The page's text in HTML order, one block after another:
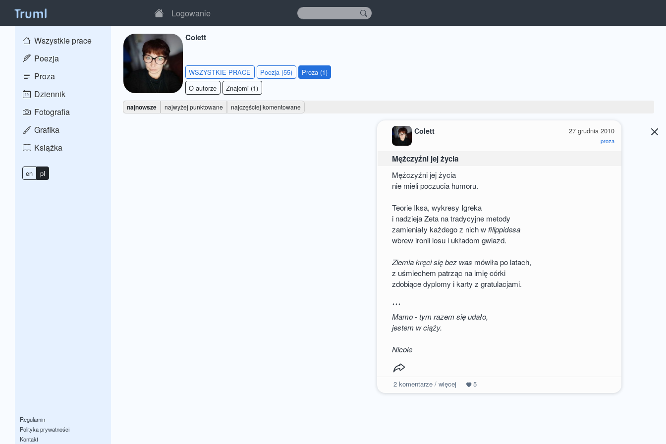
Logowanie
Wszystkie prace
Poezja
Proza
Dziennik
Fotografia
Grafika
Książka
en pl
Regulamin
Polityka prywatności
Kontakt
Colett
WSZYSTKIE PRACE Poezja (55)
Proza (1)
O autorze
Znajomi (1)
najnowsze najwyżej punktowane najczęściej komentowane
27 grudnia 2010
proza
Colett
Mężczyźni jej życia
Mężczyźni jej życia
nie mieli poczucia humoru.
Teorie Iksa, wykresy Igreka
i nadzieja Zeta na tradycyjne metody
zamieniały każdego z nich w filippidesa
wbrew ironii losu i układom gwiazd.
Ziemia kręci się bez was mówiła po latach,
z uśmiechem patrząc na imię córki
zdobiące dyplomy i karty z gratulacjami.
***
Mamo - tym razem się udało,
jestem w ciąży.
Nicole
2komentarze / więcej 5